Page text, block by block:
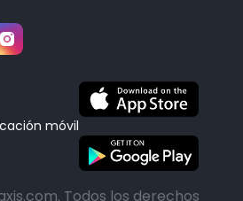
móvil
Todos los derechos